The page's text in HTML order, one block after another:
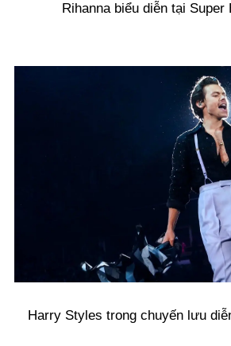
Rihanna biểu diễn tại Super
Harry Styles trong chuyến lưu